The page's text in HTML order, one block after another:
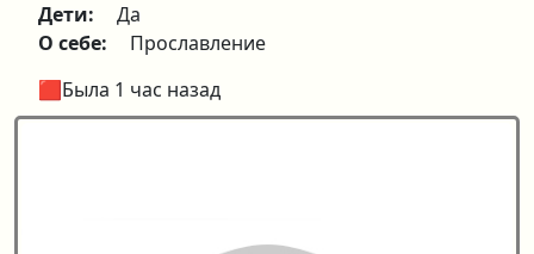
Дети:
Да
О себе:
Прославление
🟥Была 1 час назад